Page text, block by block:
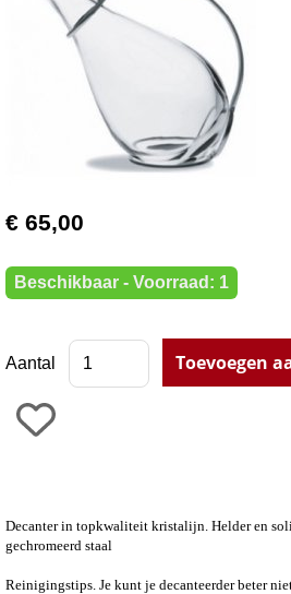
€ 65,00
Beschikbaar - Voorraad: 1
Aantal
Decanter in topkwaliteit kristalijn. Helder en
gechromeerd staal
Reinigingstips. Je kunt je decanteerder beter